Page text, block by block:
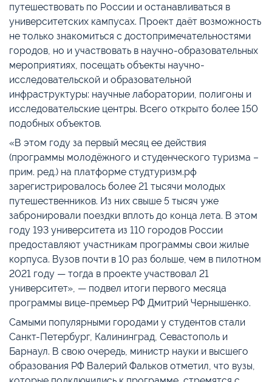
путешествовать по России и останавливаться в
университетских кампусах. Проект даёт возможность
не только знакомиться с достопримечательностями
городов, но и участвовать в научно-образовательных
мероприятиях, посещать объекты научно-
исследовательской и образовательной
инфраструктуры: научные лаборатории, полигоны и
исследовательские центры. Всего открыто более 150
подобных объектов.
«В этом году за первый месяц ее действия
(программы молодёжного и студенческого туризма –
прим. ред.) на платформе студтуризм.рф
зарегистрировалось более 21 тысячи молодых
путешественников. Из них свыше 5 тысяч уже
забронировали поездки вплоть до конца лета. В этом
году 193 университета из 110 городов России
предоставляют участникам программы свои жилые
корпуса. Вузов почти в 10 раз больше, чем в пилотном
2021 году — тогда в проекте участвовал 21
университет», — подвел итоги первого месяца
программы вице-премьер РФ Дмитрий Чернышенко.
Самыми популярными городами у студентов стали
Санкт-Петербург, Калининград, Севастополь и
Барнаул. В свою очередь, министр науки и высшего
образования РФ Валерий Фальков отметил, что вузы,